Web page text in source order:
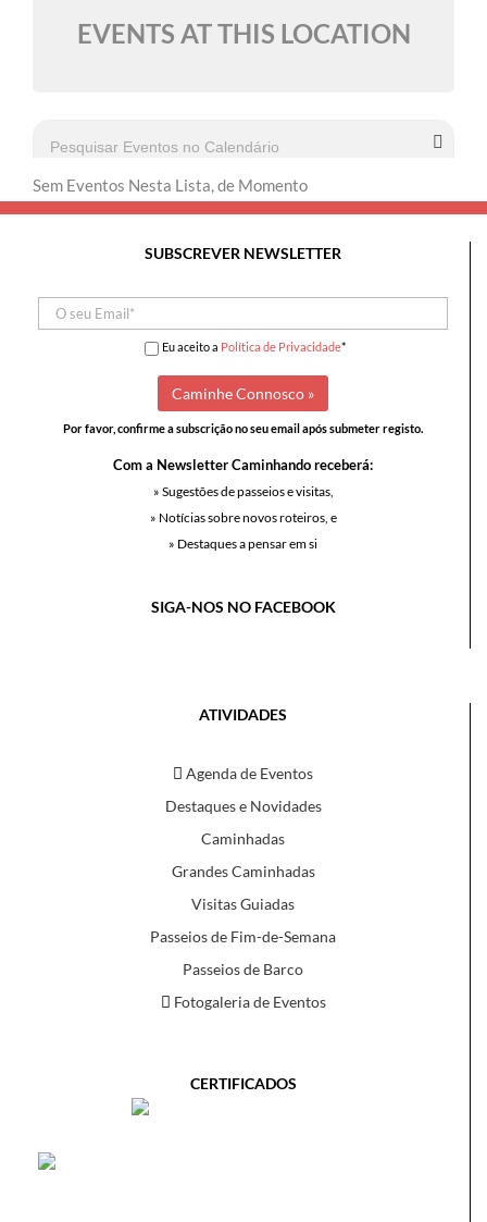
EVENTS AT THIS LOCATION
Sem Eventos Nesta Lista, de Momento
SUBSCREVER NEWSLETTER
Eu aceito a Política de Privacidade*
Por favor, confirme a subscrição no seu email após submeter registo.
Com a Newsletter Caminhando receberá:
» Sugestões de passeios e visitas,
» Notícias sobre novos roteiros, e
» Destaques a pensar em si
SIGA-NOS NO FACEBOOK
ATIVIDADES
Agenda de Eventos
Destaques e Novidades
Caminhadas
Grandes Caminhadas
Visitas Guiadas
Passeios de Fim-de-Semana
Passeios de Barco
Fotogaleria de Eventos
CERTIFICADOS